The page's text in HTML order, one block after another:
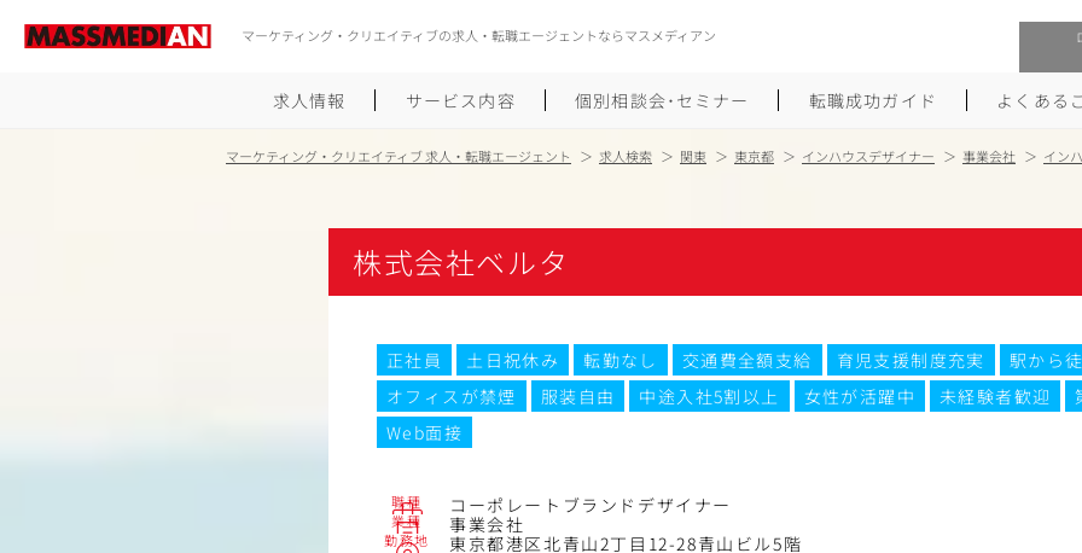
マーケティング・クリエイティブの求人・転職エージェントならマスメディアン
求人情報 サービス内容 個別相談会･セミナー 転職成功ガイド
転職活動を始めるにあたり
履歴書のつくり方
ポートフォリオのつくり方
メーカー・事業会社への転職
しゅふクリ･ママクリ転職
よくある
マーケティング・クリエイティブ 求人・転職エージェント 求人検索 関東 東京都 インハウスデザイナー 事業会社 イン
株式会社ベルタ
正社員 土日祝休み 転勤なし 交通費全額支給 育児支援制度充実
駅から
オフィスが禁煙
服装自由 中途入社5割以上 女性が活躍中 未経験者歓迎
Web面接
職種 コーポレートブランドデザイナー
業種 事業会社
勤務地 東京都港区北青山2丁目12-28青山ビル5階